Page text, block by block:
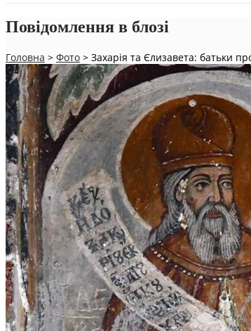
Повідомлення в блозі
Головна > Фото > Захарія та Єлизавета: батьки